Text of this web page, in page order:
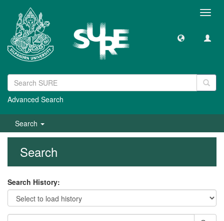
Advanced Search
Search
Search
Search History: